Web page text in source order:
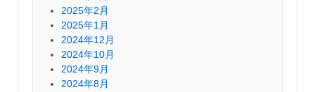
2025年2月
2025年1月
2024年12月
2024年10月
2024年9月
2024年8月